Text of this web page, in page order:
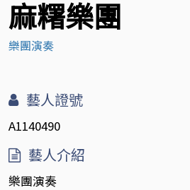
麻糬樂團
樂團演奏
藝人證號
A1140490
藝人介紹
樂團演奏